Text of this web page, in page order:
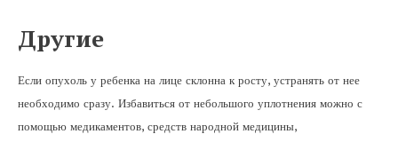
Другие
Если опухоль у ребенка на лице склонна к росту, устранять от нее
необходимо сразу. Избавиться от небольшого уплотнения можно с
помощью медикаментов, средств народной медицины,